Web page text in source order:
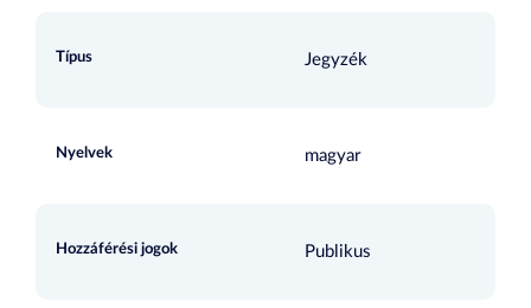
Típus Jegyzék
Nyelvek magyar
Hozzáférési jogok Publikus